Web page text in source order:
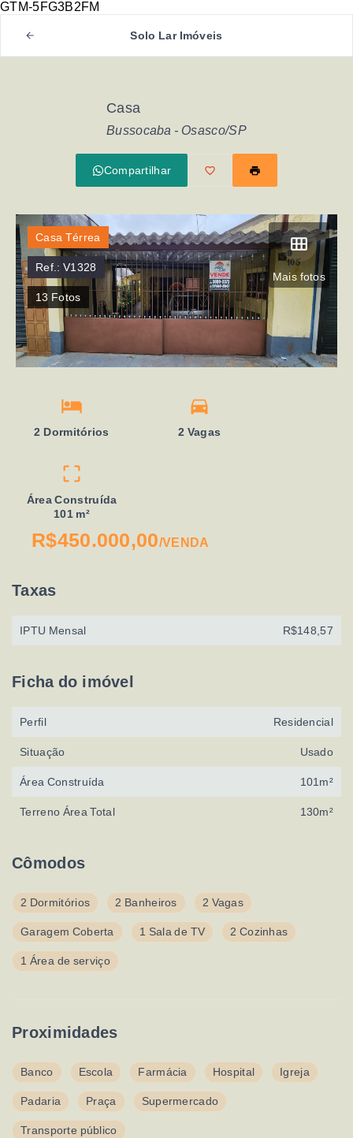
GTM-5FG3B2FM
Solo Lar Imóveis
Casa
Bussocaba - Osasco/SP
Compartilhar
Mais fotos
Casa Térrea
Ref.:V1328
13 Fotos
2 Dormitórios 2 Vagas
Área Construída
101 m²
R$450.000,00/VENDA
Cômodos
2 Dormitórios 2 Banheiros 2 Vagas
Garagem Coberta 1 Sala de TV 2 Cozinhas
1 Área de serviço
Proximidades
Banco Escola Farmácia Hospital Igreja
Padaria Praça Supermercado
Transporte público
Taxas
IPTU Mensal R$148,57
Ficha do imóvel
Perfil Residencial
Situação Usado
Área Construída 101m²
Terreno Área Total 130m²